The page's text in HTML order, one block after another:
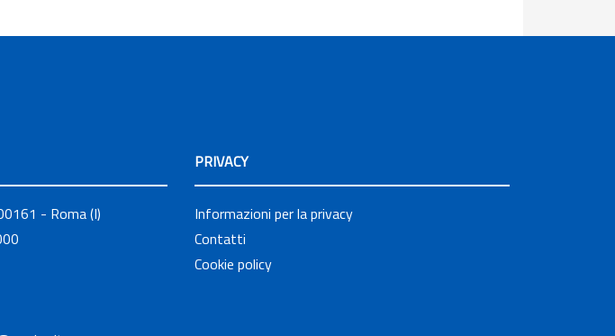
- Roma (I)
PRIVACY
Informazioni per la privacy
Contatti
Cookie policy